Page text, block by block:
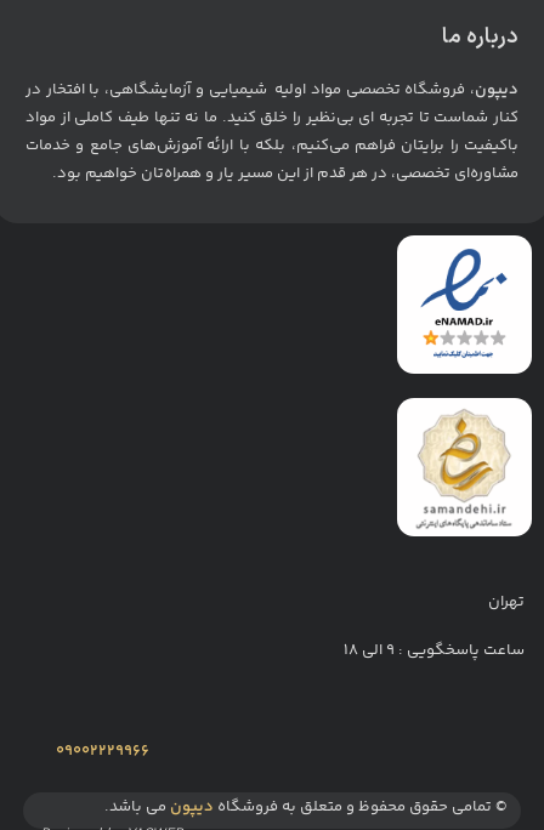
درباره ما
دیپون، فروشگاه تخصصی مواد اولیه شیمیایی و آزمایشگاهی، با افتخار در
کنار شماست تا تجربه ای بی‌نظیر را خلق کنید. ما نه تنها طیف کاملی از مواد
باکیفیت را برایتان فراهم می‌کنیم، بلکه با ارائه آموزش‌های جامع و خدمات
مشاوره‌ای تخصصی، در هر قدم از این مسیر یار و همراه‌تان خواهیم بود.
تهران
ساعت پاسخگویی : 9 الی 18
09002229966
© تمامی حقوق محفوظ و متعلق به فروشگاه دیپون می باشد.